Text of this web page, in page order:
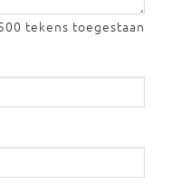
tekens toegestaan